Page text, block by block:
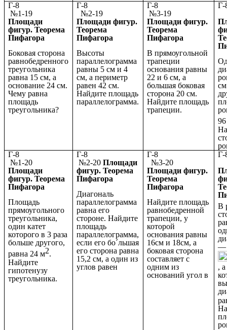
Г-8
№1-19
Площади
фигур. Теорема
Пифагора
Боковая сторона
равнобедренного
треугольника
равна 15 см, а
основание 24 см.
Чему равна
площадь
треугольника?
Г-8
№2-19
Площади фигур.
Теорема
Пифагора
Высоты
параллелограмма
равны 5 см и 4
см, а периметр
равен 42 см.
Найдите площадь
параллелограмма.
Г-8
№3-19
Площади фигур.
Теорема
Пифагора
В прямоугольной
трапеции
основания равны
22 и 6 см, а
большая боковая
сторона 20 см.
Найдите площадь
трапеции.
Г-8
№1-20
Площади
фигур. Теорема
Пифагора
Площадь
прямоугольного
треугольника,
один катет
которого в 3 раза
больше другого,
равна 24 м2.
Найдите
гипотенузу
треугольника.
Г-8
№2-20Площади
фигур. Теорема
Пифагора
Диагональ
параллелограмма
равна его
стороне. Найдите
площадь
параллелограмма,
если его бо´льшая
его сторона равна
15,2 см, а один из
углов равен
Г-8
№3-20
Площади фигур.
Теорема
Пифагора
Найдите площадь
равнобедренной
трапеции, у
которой
основания равны
16см и 18см, а
боковая сторона
составляет с
одним из
оснований угол в
В
—
,